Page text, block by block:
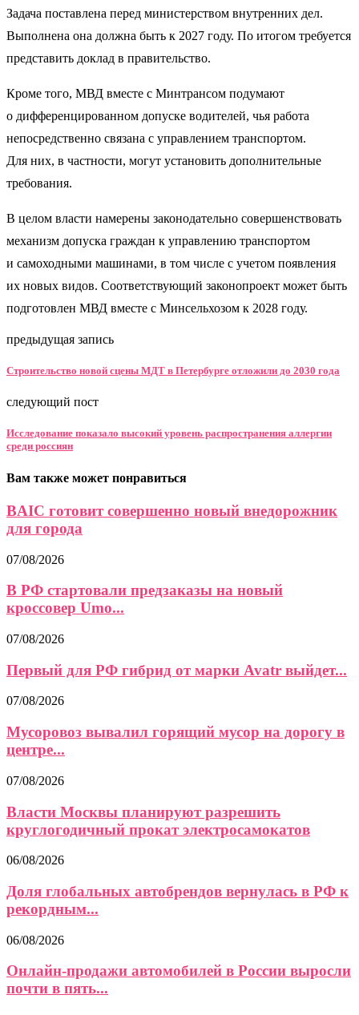
Задача поставлена перед министерством внутренних дел.
Выполнена она должна быть к 2027 году. По итогом требуется
представить доклад в правительство.
Кроме того, МВД вместе с Минтрансом подумают
о дифференцированном допуске водителей, чья работа
непосредственно связана с управлением транспортом.
Для них, в частности, могут установить дополнительные
требования.
В целом власти намерены законодательно совершенствовать
механизм допуска граждан к управлению транспортом
и самоходными машинами, в том числе с учетом появления
их новых видов. Соответствующий законопроект может быть
подготовлен МВД вместе с Минсельхозом к 2028 году.
предыдущая запись
Строительство новой сцены МДТ в Петербурге отложили до 2030 года
следующий пост
Исследование показало высокий уровень распространения аллергии
среди россиян
Вам также может понравиться
BAIC готовит совершенно новый внедорожник
для города
07/08/2026
В РФ стартовали предзаказы на новый
кроссовер Umo...
07/08/2026
Первый для РФ гибрид от марки Avatr выйдет...
07/08/2026
Мусоровоз вывалил горящий мусор на дорогу в
центре...
07/08/2026
Власти Москвы планируют разрешить
круглогодичный прокат электросамокатов
06/08/2026
Доля глобальных автобрендов вернулась в РФ к
рекордным...
06/08/2026
Онлайн-продажи автомобилей в России выросли
почти в пять...